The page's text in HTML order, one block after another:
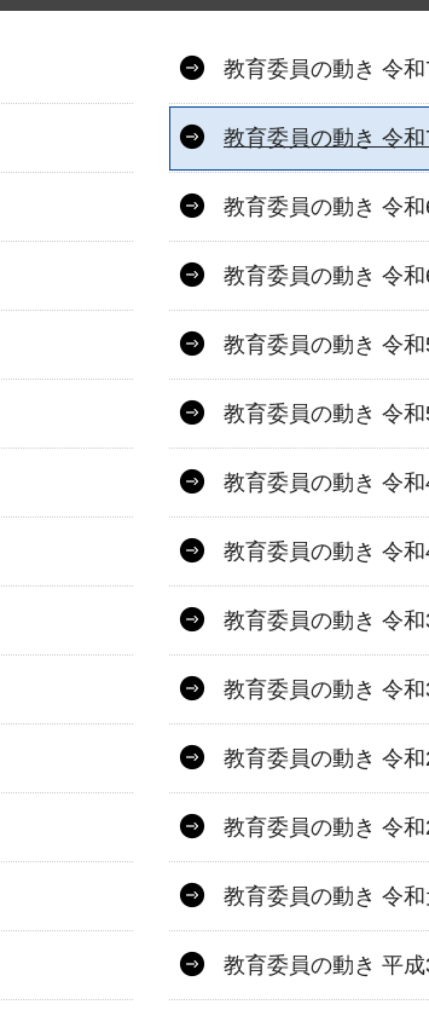
教育委員の動き 令
教育委員の動き 令
教育委員の動き 令
教育委員の動き 令
教育委員の動き 令
教育委員の動き 令
教育委員の動き 令
教育委員の動き 令
教育委員の動き 令
教育委員の動き 令
教育委員の動き 令
教育委員の動き 令
教育委員の動き 令
教育委員の動き 平